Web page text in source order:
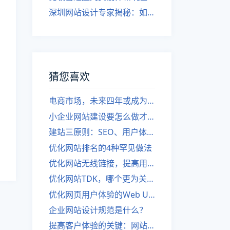
深圳网站设计专家揭秘：如何实现自适应网页设计
猜您喜欢
电商市场，未来四年或成为全球最具价值市场
小企业网站建设要怎么做才能做好？
建站三原则：SEO、用户体验、流量。
优化网站排名的4种罕见做法
优化网站无线链接，提高用户体验。
优化网站TDK，哪个更为关键？
优化网页用户体验的Web UI设计规范」
企业网站设计规范是什么？
提高客户体验的关键：网站页面设计规范